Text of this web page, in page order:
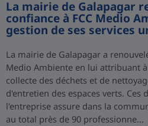
La mairie de Galapagar
confiance à FCC Medio
gestion de ses services
La mairie de Galapagar a
Medio Ambiente en lui attribuant
collecte des déchets et de
d'entretien des espaces verts. Ces
l'entreprise assure dans la
au total près de 90 professionne...